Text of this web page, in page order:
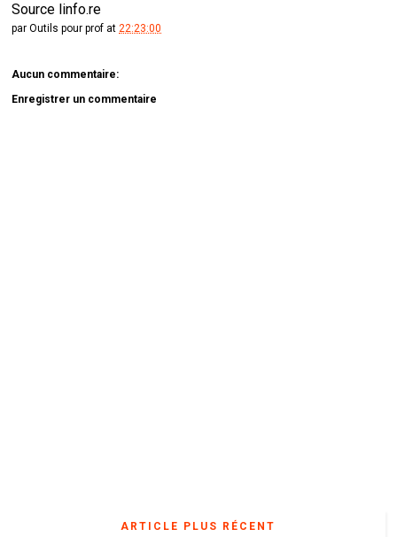
Source linfo.re
parOutils pour prof at22:23:00
Aucun commentaire:
Enregistrer un commentaire
ARTICLE PLUS RÉCENT